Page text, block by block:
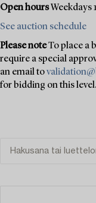
Open hoursWeekdays
See auction schedule
Please noteTo place a
require a special
an email to
for bidding on this level.